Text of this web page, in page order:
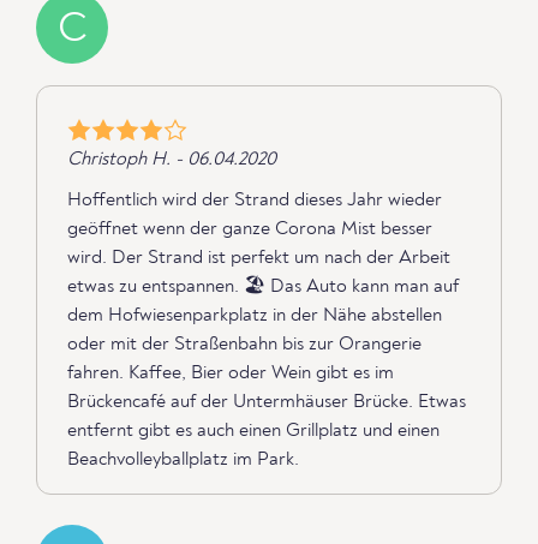
C
Christoph H. - 06.04.2020
Hoffentlich wird der Strand dieses Jahr wieder
geöffnet wenn der ganze Corona Mist besser
wird. Der Strand ist perfekt um nach der Arbeit
etwas zu entspannen. 🏖 Das Auto kann man auf
dem Hofwiesenparkplatz in der Nähe abstellen
oder mit der Straßenbahn bis zur Orangerie
fahren. Kaffee, Bier oder Wein gibt es im
Brückencafé auf der Untermhäuser Brücke. Etwas
entfernt gibt es auch einen Grillplatz und einen
Beachvolleyballplatz im Park.